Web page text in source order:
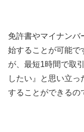
免許書やマイナンバ
始することが可能で
が、最短1時間で取
したい』と思い立
することができるの